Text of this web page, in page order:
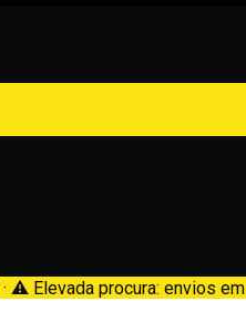
· ⚠️ Elevada procura: envios em